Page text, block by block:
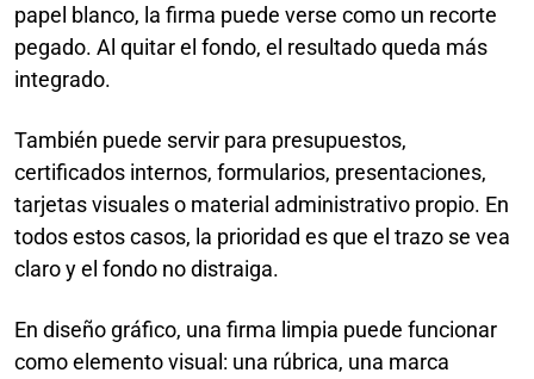
papel blanco, la firma puede verse como un recorte
pegado. Al quitar el fondo, el resultado queda más
integrado.
También puede servir para presupuestos,
certificados internos, formularios, presentaciones,
tarjetas visuales o material administrativo propio. En
todos estos casos, la prioridad es que el trazo se vea
claro y el fondo no distraiga.
En diseño gráfico, una firma limpia puede funcionar
como elemento visual: una rúbrica, una marca